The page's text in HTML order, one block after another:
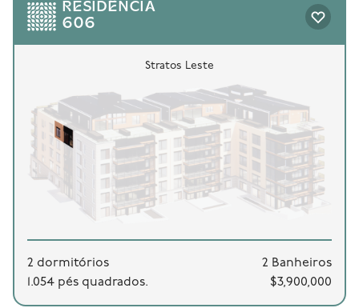
RESIDÊNCIA
606
Stratos Leste
2 dormitórios
2 Banheiros
1.054 pés quadrados.
$3,900,000